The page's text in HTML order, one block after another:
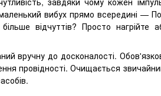
вибух прямо всередині —
відчуттів? Просто нагрійте
вручну до досконалості.
провідності. Очищається